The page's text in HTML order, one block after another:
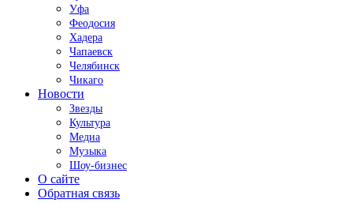
Уфа
Феодосия
Хадера
Чапаевск
Челябинск
Чикаго
Новости
Звезды
Культура
Медиа
Музыка
Шоу-бизнес
О сайте
Обратная связь